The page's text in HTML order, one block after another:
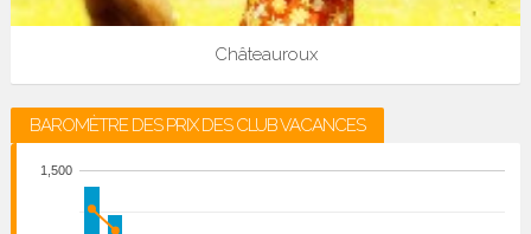
Châteauroux
BAROMÈTRE DES PRIX DES CLUB VACANCES
1,500